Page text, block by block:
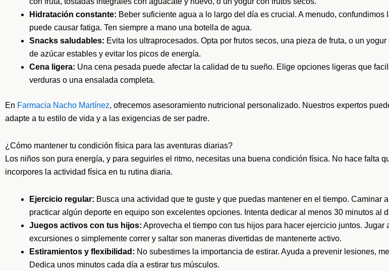
Hidratación constante: Beber suficiente agua a lo largo del día es crucial. A menudo,
puede causar fatiga. Ten siempre a mano una botella de agua.
Snacks saludables: Evita los ultraprocesados. Opta por frutos secos, una pieza de fruta, o un
de azúcar estables y evitar los picos de energía.
Cena ligera: Una cena pesada puede afectar la calidad de tu sueño. Elige opciones ligeras que
verduras o una ensalada completa.
En Farmacia Nacho Martínez, ofrecemos asesoramiento nutricional personalizado. Nuestros expertos
adapte a tu estilo de vida y a las exigencias de ser padre.
¿Cómo mantener tu condición física para las aventuras diarias?
Los niños son pura energía, y para seguirles el ritmo, necesitas una buena condición física. No hace falta
incorpores la actividad física en tu rutina diaria.
Ejercicio regular: Busca una actividad que te guste y que puedas mantener en el tiempo. Caminar
practicar algún deporte en equipo son excelentes opciones. Intenta dedicar al menos 30 minutos al
Juegos activos con tus hijos: Aprovecha el tiempo con tus hijos para hacer ejercicio juntos.
excursiones o simplemente correr y saltar son maneras divertidas de mantenerte activo.
Estiramientos y flexibilidad: No subestimes la importancia de estirar. Ayuda a prevenir lesiones,
Dedica unos minutos cada día a estirar tus músculos.